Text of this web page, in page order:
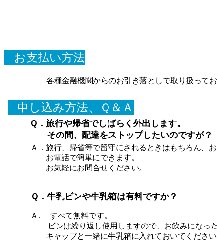
Ａ．旅行、帰省等で留守にされるときはもちろん、
お電話で簡単にできます。
お気軽にお問合せください。
Ｑ．牛乳ビンや牛乳箱は有料ですか？
Ａ. すべて無料です。
ビンは繰り返し使用しますので、お飲みになっ
キャップと一緒に牛乳箱に入れておいてくださ
Ｑ．旅行や帰省でしばらく外出します。
その間、配達をストップしたいのですが？
申し込み方法、Ｑ＆Ａ
各種金融機関からのお引き落としで取り扱って
お支払い方法